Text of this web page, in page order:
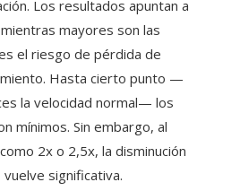
Los resultados apuntan a
mayores son las
el riesgo de pérdida de
Hasta cierto punto —
la velocidad normal— los
mínimos. Sin embargo, al
2x o 2,5x, la disminución
significativa.